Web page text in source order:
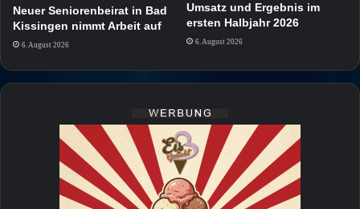
Neuer Seniorenbeirat in Bad
Kissingen nimmt Arbeit auf
6. August 2026
Umsatz und Ergebnis im
ersten Halbjahr 2026
6. August 2026